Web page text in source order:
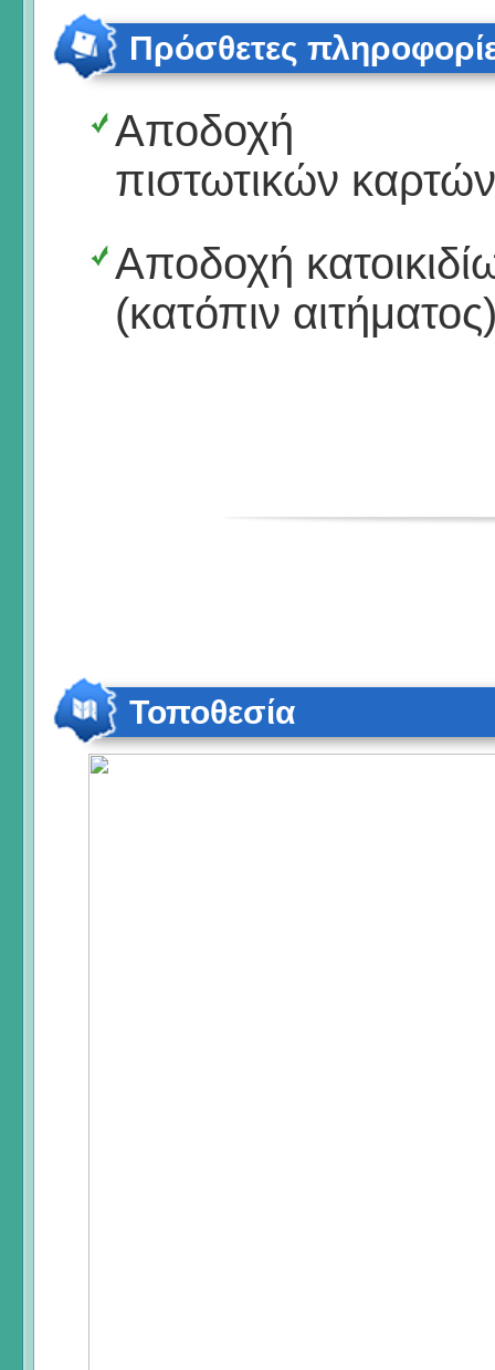
Πρόσθετες
Αποδοχή
πιστωτικών καρτών
Αποδοχή
(κατόπιν
Τοποθεσία